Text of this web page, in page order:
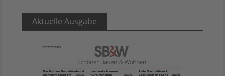
Aktuelle Ausgabe